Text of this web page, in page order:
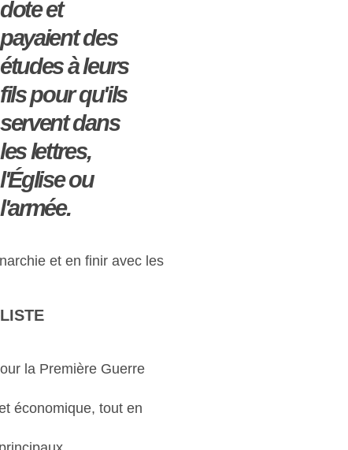
dote et
payaient des
études à leurs
fils pour qu'ils
servent dans
les lettres,
l'Église ou
l'armée.
et en finir avec les
la Première Guerre
économique, tout en